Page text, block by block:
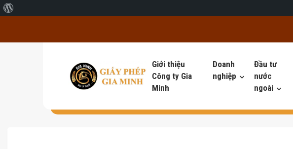
Giới thiệu
Công ty Gia
Minh
Doanh
nghiệp
Đầu tư
nước
ngoài